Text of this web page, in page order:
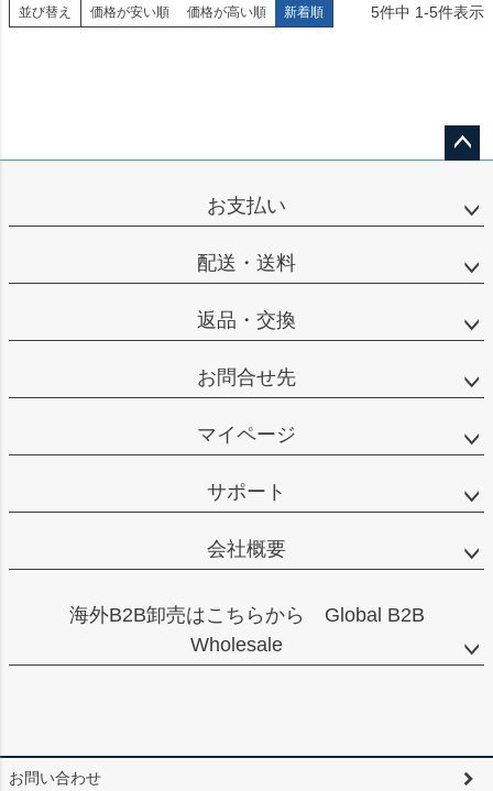
並び替え 価格が安い順 価格が高い順 新着順 5件中 1-5件表示
ップ
お支払い
配送・送料
返品・交換
お問合せ先
マイページ
サポート
会社概要
海外B2B卸売はこちらから Global B2B
Wholesale
お問い合わせ